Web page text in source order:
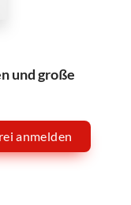
und große
anmelden